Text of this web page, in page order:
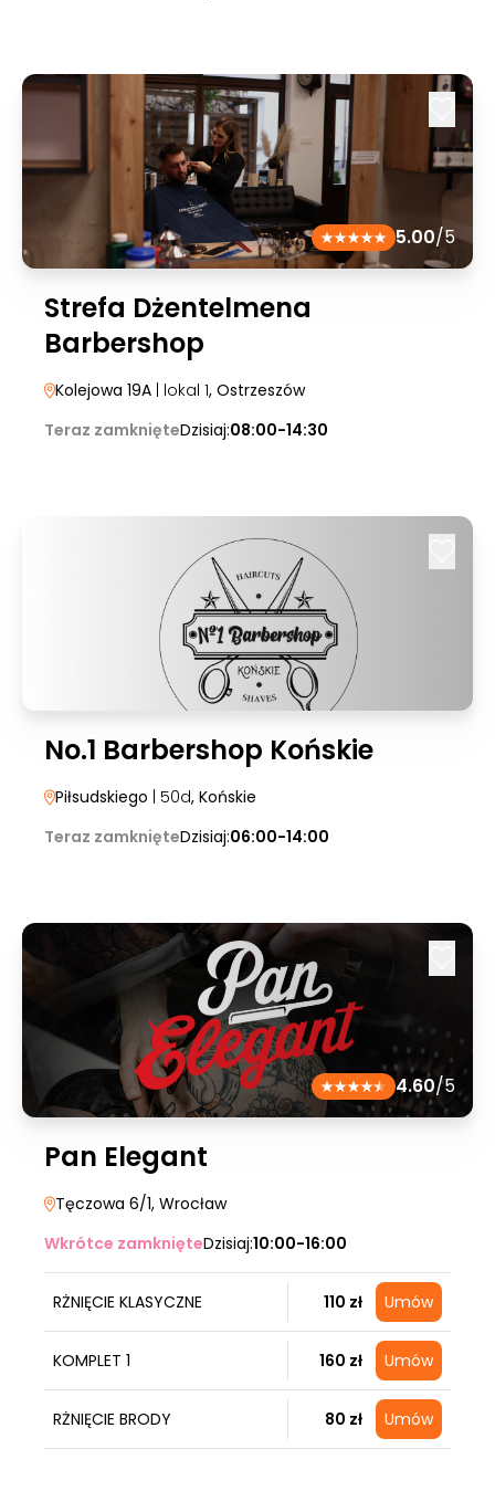
5.00/5
Strefa Dżentelmena
Barbershop
Kolejowa 19A | lokal 1, Ostrzeszów
Teraz zamknięteDzisiaj:08:00-14:30
No.1 Barbershop Końskie
Piłsudskiego | 50d, Końskie
Teraz zamknięteDzisiaj:06:00-14:00
4.60/5
Pan Elegant
Tęczowa 6/1, Wrocław
Wkrótce zamknięteDzisiaj:10:00-16:00
RŻNIĘCIE KLASYCZNE 110 zł Umów
KOMPLET 1 160 zł Umów
RŻNIĘCIE BRODY 80 zł Umów